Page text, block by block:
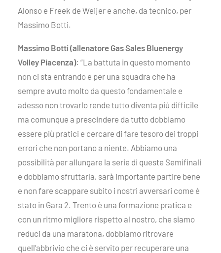
Alonso e Freek de Weijer e anche, da tecnico, per
Massimo Botti.
Massimo Botti (allenatore Gas Sales Bluenergy
Volley Piacenza): “La battuta in questo momento
non ci sta entrando e per una squadra che ha
sempre avuto molto da questo fondamentale e
adesso non trovarlo rende tutto diventa più difficile
ma comunque a prescindere da tutto dobbiamo
essere più pratici e cercare di fare tesoro dei troppi
errori che non portano a niente. Abbiamo una
possibilità per allungare la serie di queste Semifinali
e dobbiamo sfruttarla, sarà importante partire bene
e non fare scappare subito i nostri avversari come è
stato in Gara 2. Trento è una formazione pratica e
con un ritmo migliore rispetto al nostro, che siamo
reduci da una maratona, dobbiamo ritrovare
quell’abbrivio che ci è servito per recuperare una